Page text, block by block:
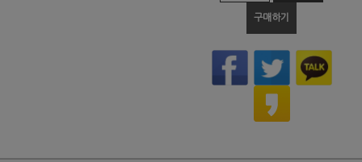
구매하기